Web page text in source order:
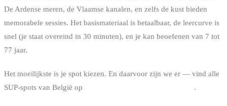
De Ardense meren, de Vlaamse kanalen, en zelfs de kust bieden
memorabele sessies. Het basismateriaal is betaalbaar, de leercurve is
snel (je staat overeind in 30 minuten), en je kan beoefenen van 7 tot
77 jaar.
Het moeilijkste is je spot kiezen. En daarvoor zijn we er — vind alle
SUP-spots van België op
.